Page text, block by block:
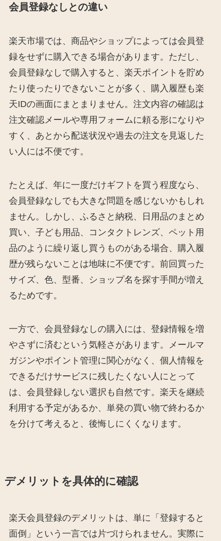
会員登録なしとの違い
楽天市場では、商品やショップによっては会員登
録をせずに購入できる場合があります。ただし、
会員登録なしで購入すると、楽天ポイントを貯め
たり使ったりできないことが多く、購入履歴も楽
天IDの画面にまとまりません。注文内容の確認は
注文確認メールや専用フォームに頼る形になりや
すく、あとから配送状況や過去の注文を見返した
い人には不便です。
たとえば、年に一度だけギフトを買う程度なら、
会員登録なしでも大きな問題を感じないかもしれ
ません。しかし、ふるさと納税、日用品のまとめ
買い、子ども用品、コンタクトレンズ、ペット用
品のように繰り返し買うものがある場合、購入履
歴が残らないことは地味に不便です。前回買った
サイズ、色、型番、ショップ名を探す手間が増え
るためです。
一方で、会員登録なしの購入には、登録情報を増
やさずに済むという気軽さがあります。メールマ
ガジンやポイント管理に関心がなく、個人情報を
できるだけサービスに残したくない人にとって
は、会員登録しない選択も自然です。楽天を継続
利用する予定があるか、単発の買い物で終わるか
を分けて考えると、後悔しにくくなります。
デメリットを具体的に確認
楽天会員登録のデメリットは、単に「登録すると
面倒」という一言では片づけられません。実際に